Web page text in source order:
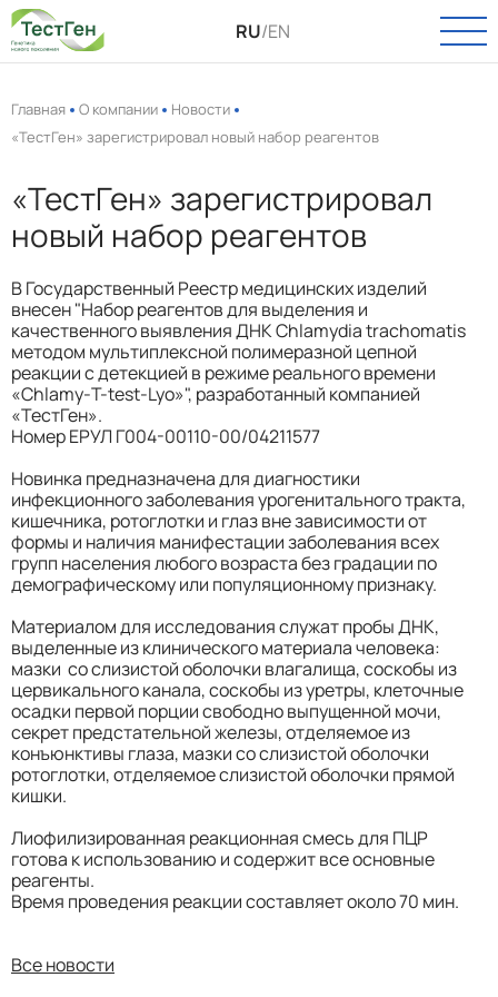
О нас
Новости
Вакансии
Онкология
Инфекции
Пренатальная диагностика
Выделение РНК и ДНК
ПАСПОРТ КАЧЕСТВА
УСЛУГИ
ТЕХПОДДЕРЖКА
КОНТАКТЫ
RU/EN
Главная О компании
Новости
«ТестГен» зарегистрировал новый набор реагентов
«ТестГен» зарегистрировал
новый набор реагентов
В Государственный Реестр медицинских изделий
внесен "Набор реагентов для выделения и
качественного выявления ДНК Chlamydia trachomatis
методом мультиплексной полимеразной цепной
реакции с детекцией в режиме реального времени
«Chlamy-Т-test-Lyo»", разработанный компанией
«ТестГен».
Номер ЕРУЛ Г004-00110-00/04211577
Новинка предназначена для диагностики
инфекционного заболевания урогенитального тракта,
кишечника, ротоглотки и глаз вне зависимости от
формы и наличия манифестации заболевания всех
групп населения любого возраста без градации по
демографическому или популяционному признаку.
Материалом для исследования служат пробы ДНК,
выделенные из клинического материала человека:
мазки со слизистой оболочки влагалища, соскобы из
цервикального канала, соскобы из уретры, клеточные
осадки первой порции свободно выпущенной мочи,
секрет предстательной железы, отделяемое из
конъюнктивы глаза, мазки со слизистой оболочки
ротоглотки, отделяемое слизистой оболочки прямой
кишки.
Лиофилизированная реакционная смесь для ПЦР
готова к использованию и содержит все основные
реагенты.
Время проведения реакции составляет около 70 мин.
Все новости